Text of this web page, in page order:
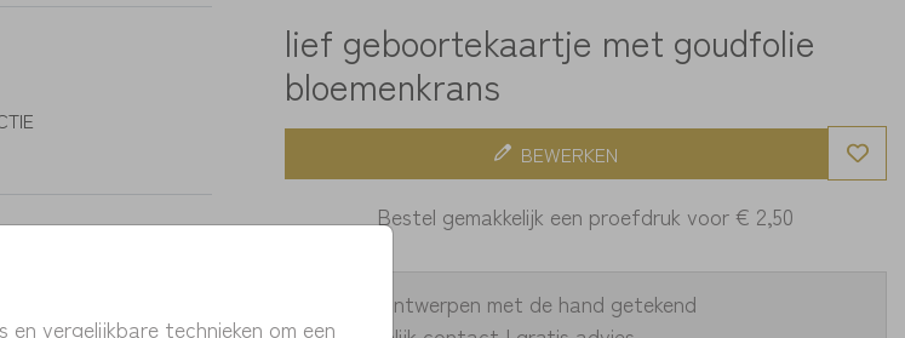
en vergelijkbare technieken om een
lief geboortekaartje met goudfolie
bloemenkrans
BEWERKEN
Bestel gemakkelijk een proefdruk voor€ 2,50
> unieke ontwerpen met de hand getekend